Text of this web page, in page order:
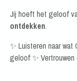
Jij hoeft het geloof
ontdekken.
✨ Luisteren naar wat
geloof✨